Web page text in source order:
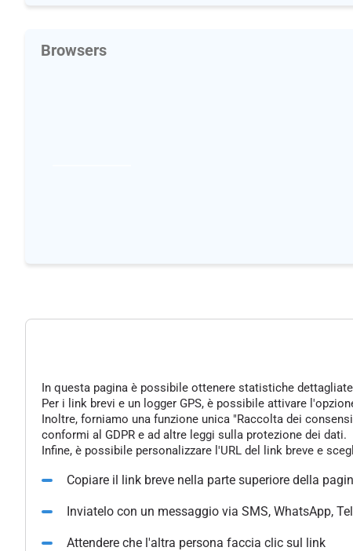
Browsers
In questa pagina è possibile ottenere statistiche
Per i link brevi e un logger GPS, è possibile attivare
Inoltre, forniamo una funzione unica "Raccolta dei
conformi al GDPR e ad altre leggi sulla protezione dei dati.
Infine, è possibile personalizzare l'URL del link breve e
Copiare il link breve nella parte superiore della
Inviatelo con un messaggio via SMS, WhatsApp,
Attendere che l'altra persona faccia clic sul link